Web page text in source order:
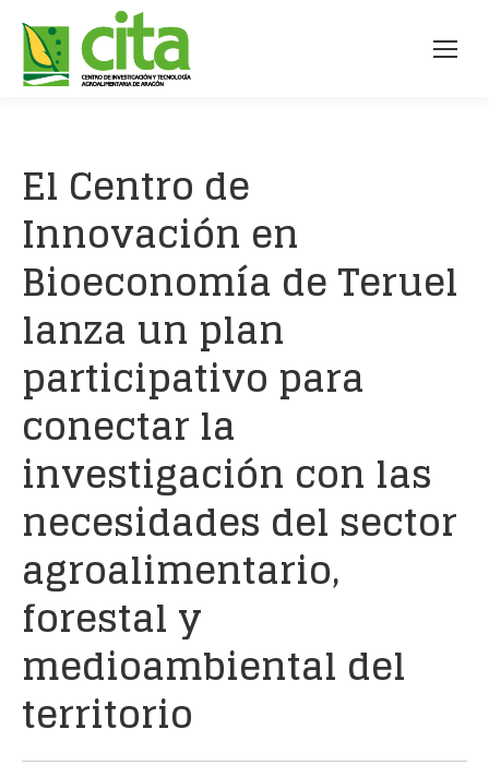
El Centro de
Innovación en
Bioeconomía de Teruel
lanza un plan
participativo para
conectar la
investigación con las
necesidades del sector
agroalimentario,
forestal y
medioambiental del
territorio